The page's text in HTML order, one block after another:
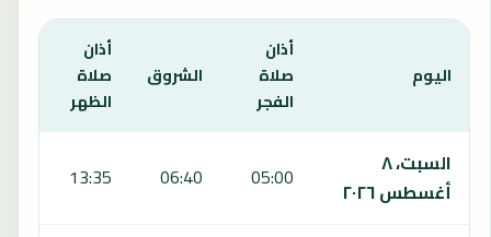
اليوم
أذان
صلاة
الفجر
الشروق
أذان
صلاة
الظهر
السبت، ٨
أغسطس ٢٠٢٦
05:00
06:40
13:35